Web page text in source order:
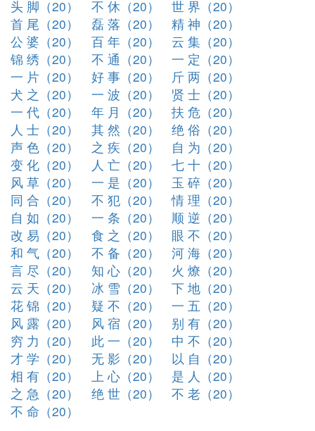
头 脚（20） 不 休（20）
世 界（20）
首 尾（20）
磊 落（20）
精 神（20）
公 婆（20）
百 年（20）
云 集（20）
锦 绣（20）
不 通（20）
一 定（20）
一 片（20）
好 事（20）
斤 两（20）
犬 之（20）
一 波（20）
贤 士（20）
一 代（20）
年 月（20）
扶 危（20）
人 士（20）
其 然（20）
绝 俗（20）
声 色（20）
之 疾（20）
自 为（20）
变 化（20）
人 亡（20）
七 十（20）
风 草（20）
一 是（20）
玉 碎（20）
同 合（20）
不 犯（20）
情 理（20）
自 如（20）
一 条（20）
顺 逆（20）
改 易（20）
食 之（20）
眼 不（20）
和 气（20）
不 备（20）
河 海（20）
言 尽（20）
知 心（20）
火 燎（20）
云 天（20）
冰 雪（20）
下 地（20）
花 锦（20）
疑 不（20）
一 五（20）
风 露（20）
风 宿（20）
别 有（20）
穷 力（20）
此 一（20）
中 不（20）
才 学（20）
无 影（20）
以 自（20）
相 有（20）
上 心（20）
是 人（20）
之 急（20）
绝 世（20）
不 老（20）
不 命（20）